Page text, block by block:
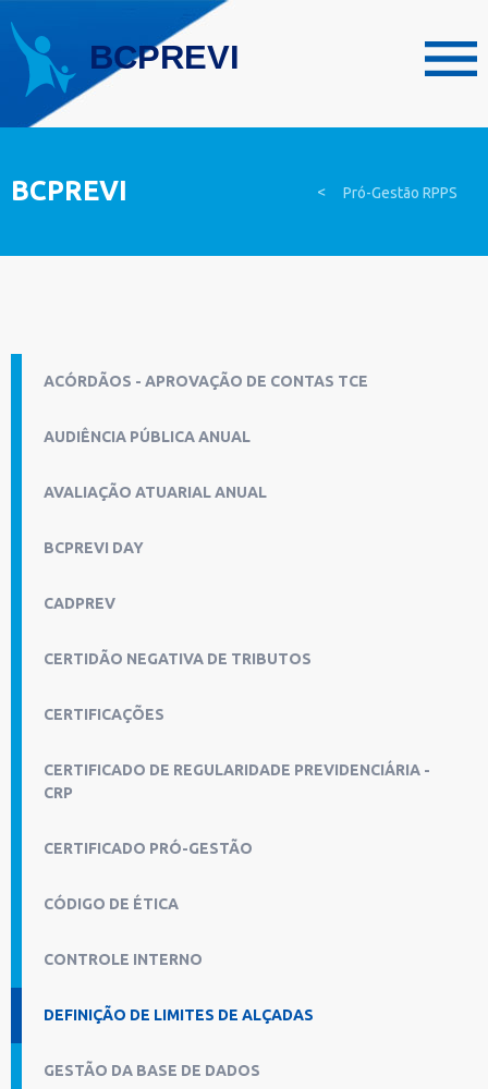
BCPREVI > Pró-Gestão RPPS
ACÓRDÃOS - APROVAÇÃO DE CONTAS TCE
AUDIÊNCIA PÚBLICA ANUAL
AVALIAÇÃO ATUARIAL ANUAL
BCPREVI DAY
CADPREV
CERTIDÃO NEGATIVA DE TRIBUTOS
CERTIFICAÇÕES
CERTIFICADO DE REGULARIDADE PREVIDENCIÁRIA -
CRP
CERTIFICADO PRÓ-GESTÃO
CÓDIGO DE ÉTICA
CONTROLE INTERNO
DEFINIÇÃO DE LIMITES DE ALÇADAS
GESTÃO DA BASE DE DADOS